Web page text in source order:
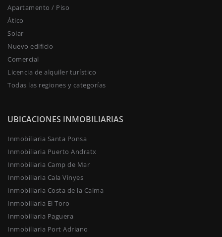
Apartamento / Piso
Ático
Solar
Nuevo edificio
Comercial
Licencia de alquiler turístico
Todas las regiones y categorías
UBICACIONES INMOBILIARIAS
Inmobiliaria Santa Ponsa
Inmobiliaria Puerto Andratx
Inmobiliaria Camp de Mar
Inmobiliaria Cala Vinyes
Inmobiliaria Costa de la Calma
Inmobiliaria El Toro
Inmobiliaria Paguera
Inmobiliaria Port Adriano